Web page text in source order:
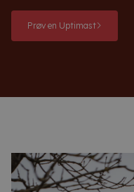
Prøv en Uptimast